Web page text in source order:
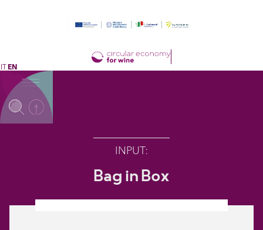
ITEN
INPUT:
Bag in Box